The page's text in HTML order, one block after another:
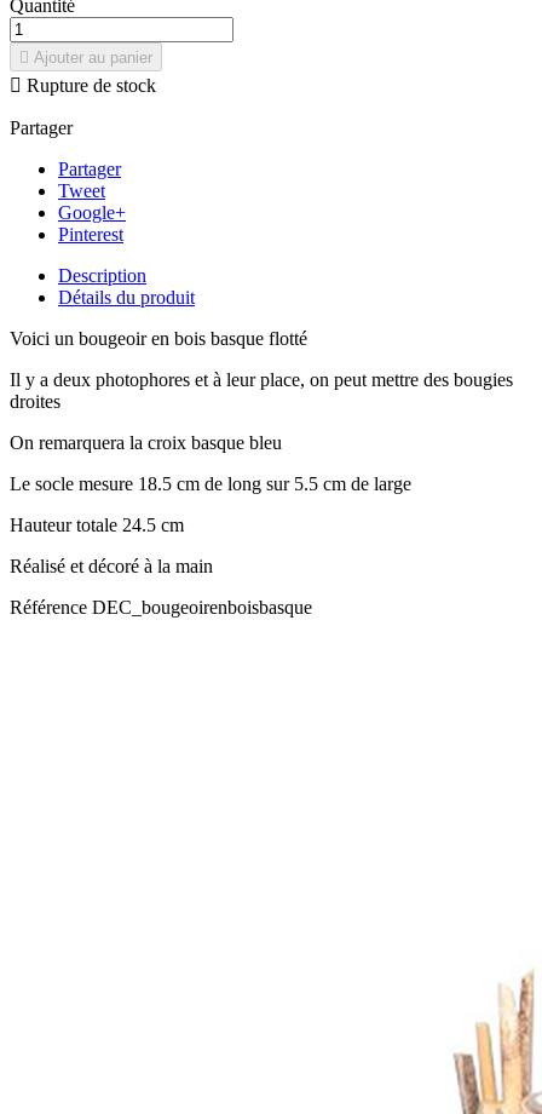
Quantité
 Ajouter au panier
 Rupture de stock
Partager
Partager
Tweet
Google+
Pinterest
Description
Détails du produit
Voici un bougeoir en bois basque flotté
Il y a deux photophores et à leur place, on peut mettre des bougies
droites
On remarquera la croix basque bleu
Le socle mesure 18.5 cm de long sur 5.5 cm de large
Hauteur totale 24.5 cm
Réalisé et décoré à la main
Référence DEC_bougeoirenboisbasque